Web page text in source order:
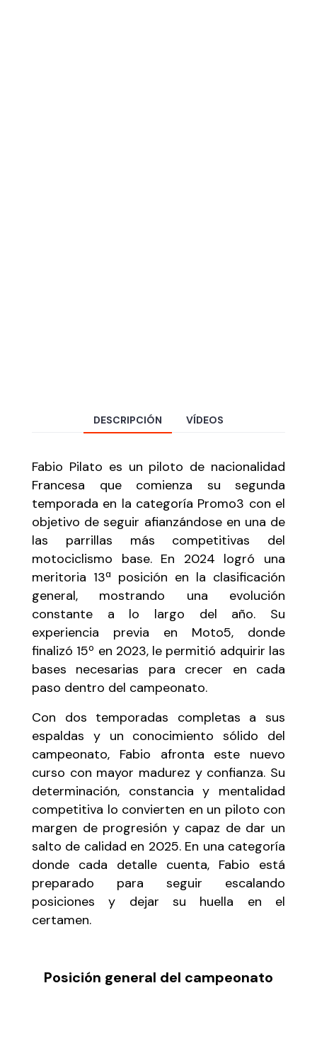
DESCRIPCIÓN VÍDEOS
Fabio Pilato es un piloto de nacionalidad
Francesa que comienza su segunda
temporada en la categoría Promo3 con el
objetivo de seguir afianzándose en una de
las parrillas más competitivas del
motociclismo base. En 2024 logró una
meritoria 13ª posición en la clasificación
general, mostrando una evolución
constante a lo largo del año. Su
experiencia previa en Moto5, donde
finalizó 15º en 2023, le permitió adquirir las
bases necesarias para crecer en cada
paso dentro del campeonato.
Con dos temporadas completas a sus
espaldas y un conocimiento sólido del
campeonato, Fabio afronta este nuevo
curso con mayor madurez y confianza. Su
determinación, constancia y mentalidad
competitiva lo convierten en un piloto con
margen de progresión y capaz de dar un
salto de calidad en 2025. En una categoría
donde cada detalle cuenta, Fabio está
preparado para seguir escalando
posiciones y dejar su huella en el
certamen.
Posición general del campeonato